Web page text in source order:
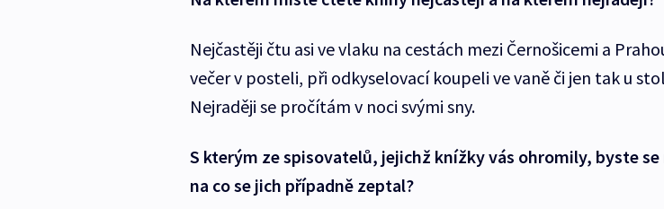
Nejčastěji čtu asi ve vlaku na cestách mezi Černošicemi a
večer v posteli, při odkyselovací koupeli ve vaně či jen tak u
Nejraději se pročítám v noci svými sny.
S kterým ze spisovatelů, jejichž knížky vás ohromily, byste se
na co se jich případně zeptal?